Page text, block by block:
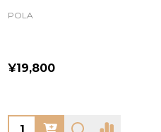
POLA
¥19,800
Quantity: